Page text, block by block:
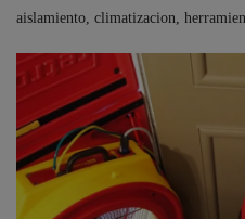
aislamiento, climatizacion,